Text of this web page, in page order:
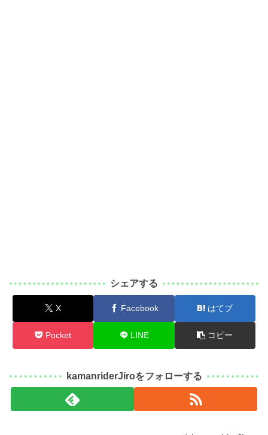
シェアする
X Facebook はてブ
Pocket LINE コピー
kamanriderJiroをフォローする